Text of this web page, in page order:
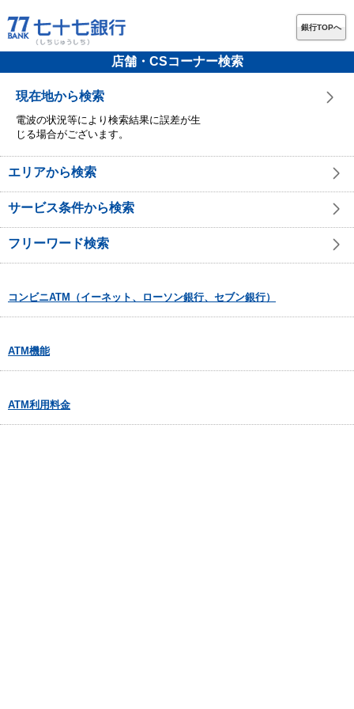
銀行TOPへ
店舗・CSコーナー検索
現在地から検索
電波の状況等により検索結果に誤差が生
じる場合がございます。
エリアから検索
サービス条件から検索
フリーワード検索
コンビニATM（イーネット、ローソン銀行、セブン銀行）
ATM機能
ATM利用料金